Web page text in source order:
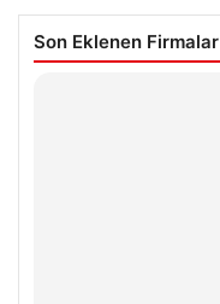
Son Eklenen Firmalar